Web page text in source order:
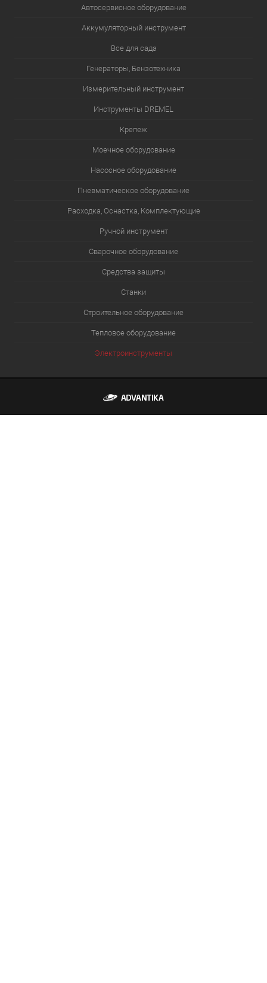
Автосервисное оборудование
Аккумуляторный инструмент
Все для сада
Генераторы, Бензотехника
Измерительный инструмент
Инструменты DREMEL
Крепеж
Моечное оборудование
Насосное оборудование
Пневматическое оборудование
Расходка, Оснастка, Комплектующие
Ручной инструмент
Сварочное оборудование
Средства защиты
Станки
Строительное оборудование
Тепловое оборудование
Электроинструменты